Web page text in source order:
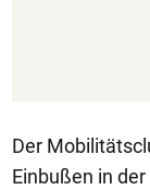
Der
Einbußen in